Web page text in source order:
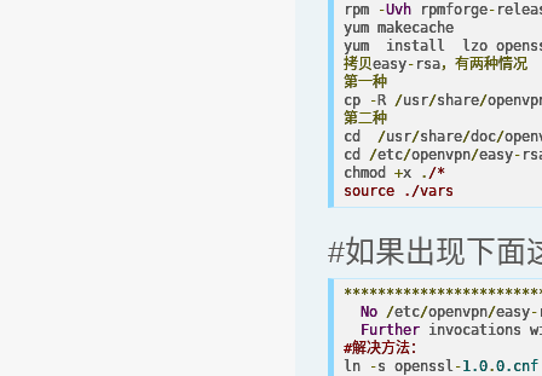
rpm -Uvh rpmforge-
yum makecache
yum  install  lzo
拷贝easy- rsa，有两种情况
第一种
cp
- R /usr/share/
第二种
cd /usr/share/doc/
cd /etc/openvpn/easy-
chmod +x . /*
source ./vars
#如果出现下面
No /etc/openvpn/easy-
Further
#解决方法：
ln
-s openssl-1.0.0.cnf